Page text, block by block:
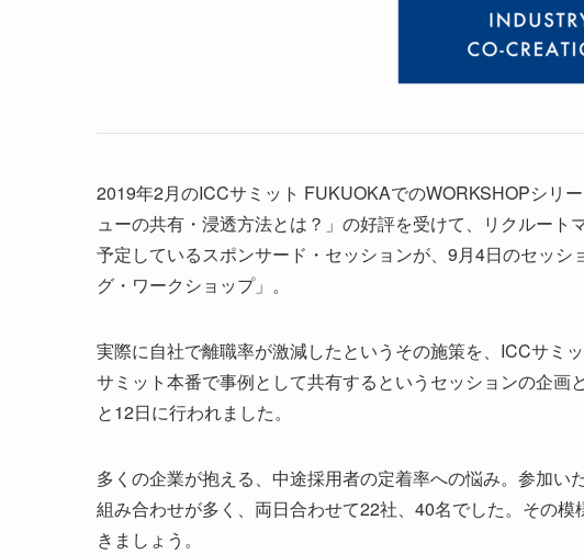
2019年2月のICCサミット FUKUOKAでのWORKSHOPシリ
ューの共有・浸透方法とは？」の好評を受けて、リクルー
予定しているスポンサード・セッションが、9月4日のセッ
グ・ワークショップ」。
実際に自社で離職率が激減したというその施策を、ICCサミ
サミット本番で事例として共有するというセッションの企画
と12日に行われました。
多くの企業が抱える、中途採用者の定着率への悩み。参加
組み合わせが多く、両日合わせて22社、40名でした。その
きましょう。